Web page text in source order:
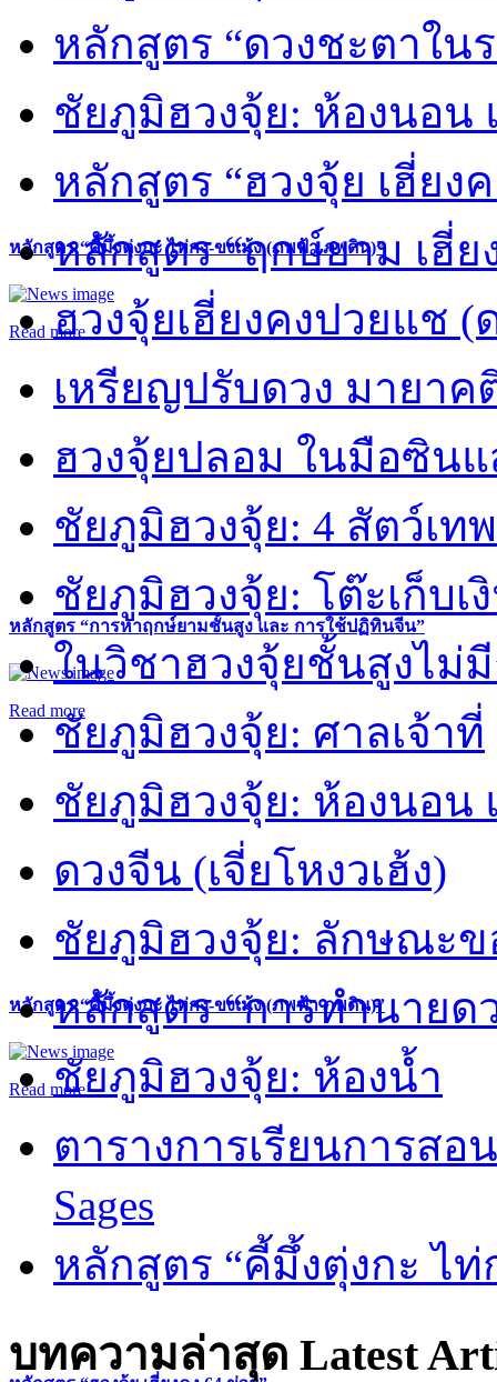
หลักสูตร “คี้มึ้งตุ่งกะ ไท่กง-ขงเม้ง (ภพฟ้า ภพดิน)”
Read more
หลักสูตร “การหาฤกษ์ยามชั้นสูง และ การใช้ปฏิทินจีน”
Read more
หลักสูตร “คี้มึ้งตุ่งกะ ไท่กง-ขงเม้ง (ภพฟ้า ภพดิน)”
Read more
หลักสูตร “ดวงชะตาใน
ชัยภูมิฮวงจุ้ย: ห้องนอน
หลักสูตร “ฮวงจุ้ย เฮี่ยง
หลักสูตร “ฤกษ์ยาม เฮี่ย
ฮวงจุ้ยเฮี่ยงคงปวยแช (
เหรียญปรับดวง มายา
ฮวงจุ้ยปลอม ในมือซิน
ชัยภูมิฮวงจุ้ย: 4 สัตว์เทพ
ชัยภูมิฮวงจุ้ย: โต๊ะเก็บเ
ในวิชาฮวงจุ้ยชั้นสูงไม่
ชัยภูมิฮวงจุ้ย: ศาลเจ้าที่
ชัยภูมิฮวงจุ้ย: ห้องนอน
ดวงจีน (เจี่ยโหงวเฮ้ง)
ชัยภูมิฮวงจุ้ย: ลักษณะ
หลักสูตร “การทำนายด
ชัยภูมิฮวงจุ้ย: ห้องน้ำ
ตารางการเรียนการส
Sages
หลักสูตร “คี้มึ้งตุ่งกะ ไ
บทความล่าสุด Latest